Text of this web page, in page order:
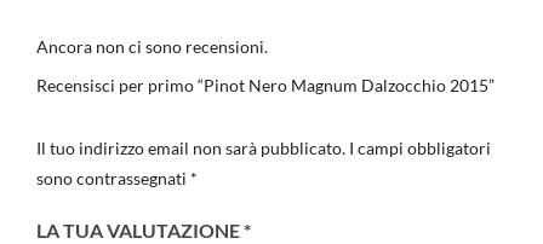
Ancora non ci sono recensioni.
Recensisci per primo “Pinot Nero Magnum Dalzocchio 2015”
Il tuo indirizzo email non sarà pubblicato. I campi obbligatori
sono contrassegnati *
LA TUA VALUTAZIONE*